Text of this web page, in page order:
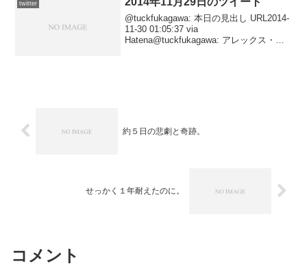
twitter
@tuckfukagawa: 本日の見出し URL2014-
11-30 01:05:37 via
Hatena@tuckfukagawa: アレックス・
約５日の悲劇と奇跡。
せっかく１年耐えたのに。
コメント